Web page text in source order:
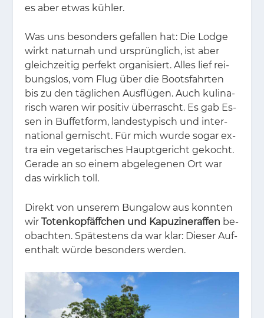
es aber et­was küh­ler.
Was uns be­son­ders ge­fal­len hat: Die Lodge
wirkt na­tur­nah und ur­sprüng­lich, ist aber
gleich­zei­tig per­fekt or­ga­ni­siert. Al­les lief rei­
bungs­los, vom Flug über die Boots­fahr­ten
bis zu den täg­li­chen Aus­flü­gen. Auch ku­li­na­
risch wa­ren wir po­si­tiv über­rascht. Es gab Es­
sen in Buf­fet­form, lan­des­ty­pisch und in­ter­
na­tio­nal ge­mischt. Für mich wur­de so­gar ex­
tra ein ve­ge­ta­ri­sches Haupt­ge­richt ge­kocht.
Ge­ra­de an so ei­nem ab­ge­le­ge­nen Ort war
das wirk­lich toll.
Di­rekt von un­se­rem Bun­ga­low aus konn­ten
wirTotenkopfäffchen und Kapuzineraffen be­
ob­ach­ten. Spä­tes­tens da war klar: Die­ser Auf­
ent­halt wür­de be­son­ders wer­den.